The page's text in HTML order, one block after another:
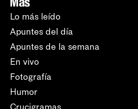
Lo más leído
Apuntes del día
Apuntes de la semana
En vivo
Fotografía
Humor